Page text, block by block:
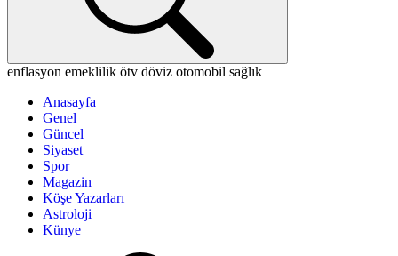
enflasyon emeklilik ötv döviz otomobil sağlık
Anasayfa
Genel
Güncel
Siyaset
Spor
Magazin
Köşe Yazarları
Astroloji
Künye